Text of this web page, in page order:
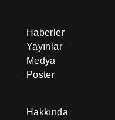
Haberler
Yayınlar
Medya
Poster
Hakkında